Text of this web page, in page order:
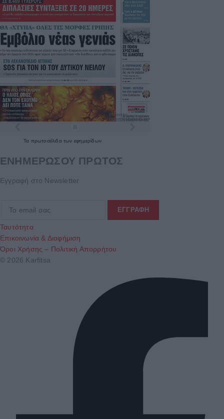
Τα πρωτοσέλιδατων εφημερίδων
ΕΝΗΜΕΡΩΣΟΥ ΠΡΩΤΟΣ
Εγγραφή στο Newsletter
Ταυτότητα
Επικοινωνία & Διαφήμιση
Όροι Χρήσης – Πολιτική Απορρήτου
© 2026 Karfitsa